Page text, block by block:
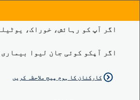
اگر آپ کو رہائش، خوراک،
اگر آپکو کوئی جان لیوا بیماری
کارکنان کا ہوم پیج ملاحظہ کریں